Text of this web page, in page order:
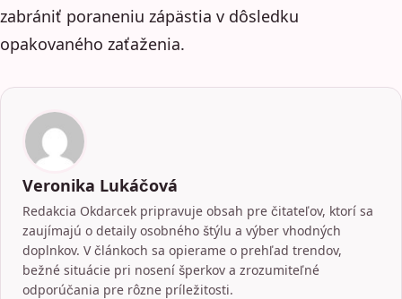
zabrániť poraneniu zápästia v dôsledku
opakovaného zaťaženia.
Veronika Lukáčová
Redakcia Okdarcek pripravuje obsah pre čitateľov, ktorí sa
zaujímajú o detaily osobného štýlu a výber vhodných
doplnkov. V článkoch sa opierame o prehľad trendov,
bežné situácie pri nosení šperkov a zrozumiteľné
odporúčania pre rôzne príležitosti.